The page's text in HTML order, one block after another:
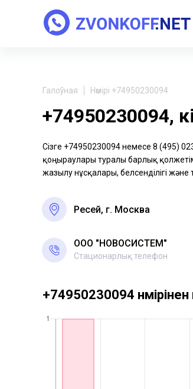
Галоўная Нөмірі +74950230094
+74950230094,
Сізге +74950230094 немесе 8 (495)
қоңыраулары туралы барлық
жазылу нұсқалары, белсенділігі және
Ресей, г. Москва
ООО "НОВОСИСТЕМ"
Стационарлық телефон
+74950230094